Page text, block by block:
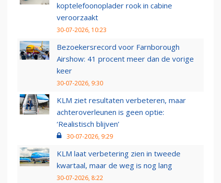
koptelefoonoplader rook in cabine
veroorzaakt
30-07-2026, 10:23
Bezoekersrecord voor Farnborough
Airshow: 41 procent meer dan de vorige
keer
30-07-2026, 9:30
KLM ziet resultaten verbeteren, maar
achteroverleunen is geen optie:
‘Realistisch blijven’
30-07-2026, 9:29
KLM laat verbetering zien in tweede
kwartaal, maar de weg is nog lang
30-07-2026, 8:22